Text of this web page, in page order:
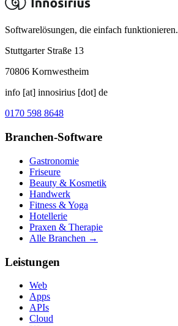
Softwarelösungen, die einfach funktionieren.
Stuttgarter Straße 13
70806 Kornwestheim
info [at] innosirius [dot] de
0170 598 8648
Branchen-Software
Gastronomie
Friseure
Beauty & Kosmetik
Handwerk
Fitness & Yoga
Hotellerie
Praxen & Therapie
Alle Branchen →
Leistungen
Web
Apps
APIs
Cloud